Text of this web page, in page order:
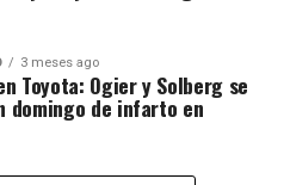
3 meses ago
Toyota: Ogier y Solberg se
domingo de infarto en